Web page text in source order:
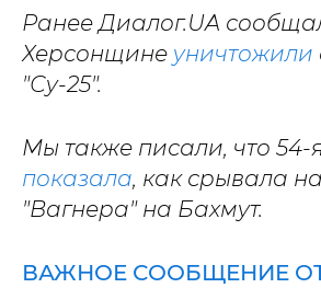
Ранее Диалог.UA
Херсонщине уничтожили
"Су-25".
Мы также писали, что
показала, как срывала
"Вагнера" на Бахмут.
ВАЖНОЕ СООБЩЕНИЕ